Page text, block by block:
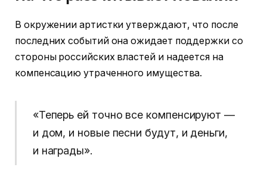
В окружении артистки утверждают, что после
последних событий она ожидает поддержки со
стороны российских властей и надеется на
компенсацию утраченного имущества.
«Теперь ей точно все компенсируют —
и дом, и новые песни будут, и деньги,
и награды».